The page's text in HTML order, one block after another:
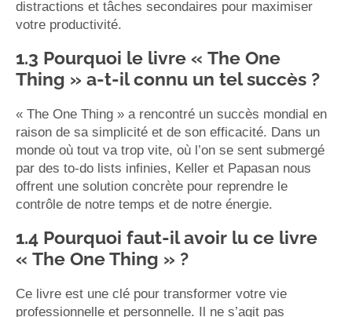
distractions et tâches secondaires pour maximiser
votre productivité.
1.3 Pourquoi le livre « The One
Thing » a-t-il connu un tel succès ?
« The One Thing » a rencontré un succès mondial en
raison de sa simplicité et de son efficacité. Dans un
monde où tout va trop vite, où l’on se sent submergé
par des to-do lists infinies, Keller et Papasan nous
offrent une solution concrète pour reprendre le
contrôle de notre temps et de notre énergie.
1.4 Pourquoi faut-il avoir lu ce livre
« The One Thing » ?
Ce livre est une clé pour transformer votre vie
professionnelle et personnelle. Il ne s’agit pas